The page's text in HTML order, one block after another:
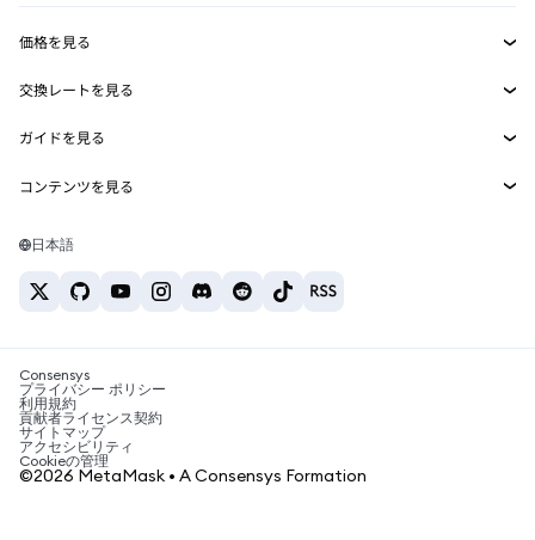
MetaMask Connect
Snaps
Web3サービス
セキュリティ
サポート
キャリア
お問い合わせ
価格を見る
イーサリアムの価格
Solanaの価格
Tetherの価格
交換レートを見る
ETH→USD
USDT→INR
BTC→INR
ETH→USDT
ガイドを見る
ETHの購入
USDTの購入
SHIBの購入
BNBの購入
コンテンツを見る
Solanaウォレット
税制関連ニュース
暗号資産の購入方法は？
ビットコインを売るには？
日本語
Consensys
プライバシー ポリシー
利用規約
貢献者ライセンス契約
サイトマップ
アクセシビリティ
Cookieの管理
©2026 MetaMask • A Consensys Formation